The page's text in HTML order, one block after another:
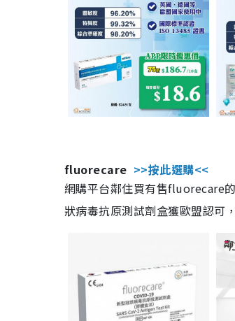
fluorecare >>按此選購<<
網購平台鄰住買有售fluorecare
狀病毒抗原測試劑盒獲歐盟認可